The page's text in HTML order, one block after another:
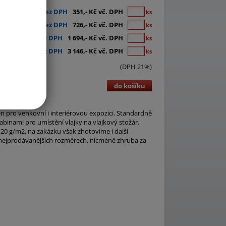
290,- Kč bez DPH 351,- Kč vč. DPH ks
600,- Kč bez DPH 726,- Kč vč. DPH ks
1 400,- Kč bez DPH 1 694,- Kč vč. DPH ks
2 600,- Kč bez DPH 3 146,- Kč vč. DPH ks
(DPH 21%)
do košíku
pro venkovní i interiérovou expozici. Standardně
pro umístění vlajky na vlajkový stožár.
g/m2, na zakázku však zhotovíme i další
rozměrech, nicméně zhruba za